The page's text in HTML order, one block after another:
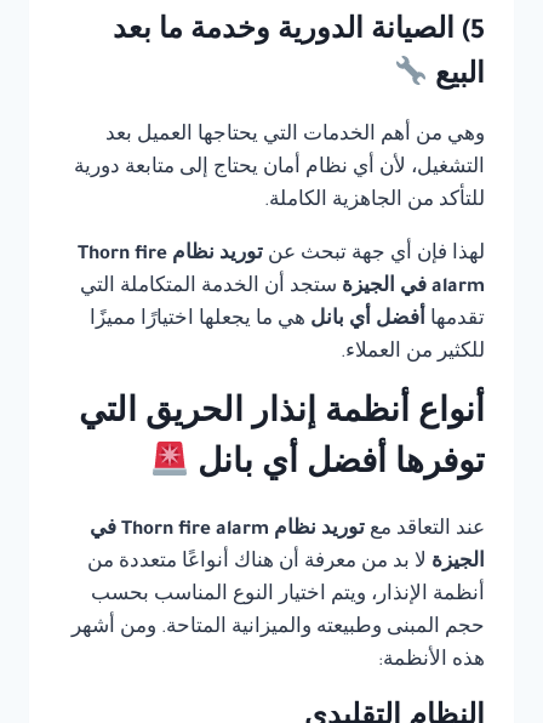
5) الصيانة الدورية وخدمة ما بعد
البيع
وهي من أهم الخدمات التي يحتاجها العميل بعد
التشغيل، لأن أي نظام أمان يحتاج إلى متابعة دورية
للتأكد من الجاهزية الكاملة.
لهذا فإن أي جهة تبحث عن
توريد نظام Thorn fire
alarm في الجيزة
ستجد أن الخدمة المتكاملة التي
تقدمها أفضل أي بانل هي ما يجعلها اختيارًا مميزًا
للكثير من العملاء.
أنواع أنظمة إنذار الحريق التي
توفرها أفضل أي بانل
عند التعاقد مع
توريد نظام Thorn fire alarm في
الجيزة لا بد من معرفة أن هناك أنواعًا متعددة من
أنظمة الإنذار، ويتم اختيار النوع المناسب بحسب
حجم المبنى وطبيعته والميزانية المتاحة. ومن أشهر
هذه الأنظمة: